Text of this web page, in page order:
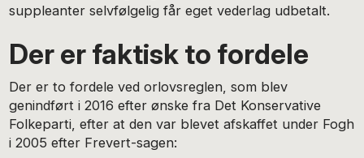
suppleanter selvfølgelig får eget vederlag udbetalt.
Der er faktisk to fordele
Der er to fordele ved orlovsreglen, som blev
genindført i 2016 efter ønske fra Det Konservative
Folkeparti, efter at den var blevet afskaffet under Fogh
i 2005 efter Frevert-sagen: